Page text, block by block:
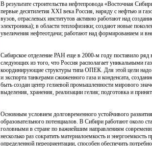
В результате строительства нефтепровода «Восточная
первые десятилетия XXI века Россия, наряду с нефтью и
вузов, отраслевых институтов активно работают над
электроника); в области теплофизики; создают новые
увеличения нефтеотдачи; работают над формированием и
Сибирское отделение РАН еще в 2000-м году поставило ряд
следующих из того, что Россия располагает уникальными
координирующие структуры типа ОПЕК. Для этой цели надо
и экспорта танкерами сжиженного газа и конденсата,
быть создан центр гелиевой промышленности мирового
выделения, хранения, реализации гелия; подготовка и
Основным условием долговременного устойчивого
образовательного потенциалов. В Сибири работают около
головными в стране по важнейшим направлениям
несколько раз сократить материалоемкость и
определенной переориентации, способен обеспечить